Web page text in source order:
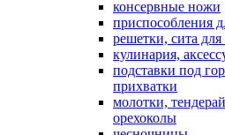
консервные ножи
приспособления
решетки, сита для
кулинария,
подставки под
прихватки
молотки,
орехоколы